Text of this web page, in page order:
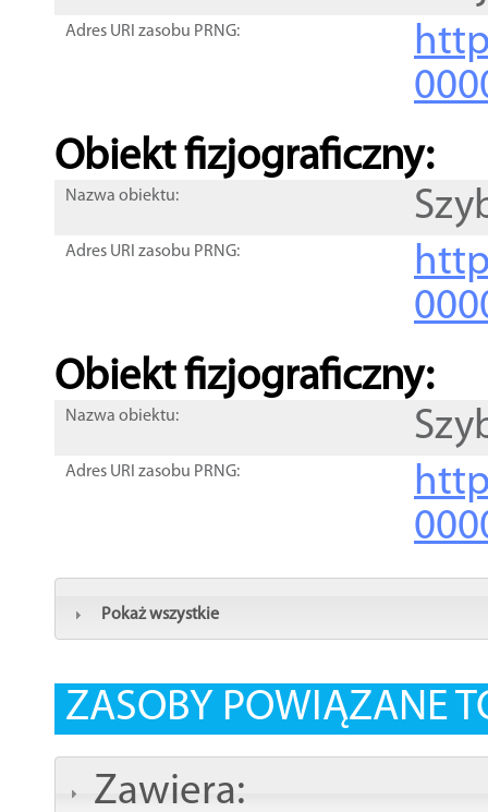
Adres URI zasobu PRNG:
Obiekt fizjograficzny:
Nazwa obiektu:
Adres URI zasobu PRNG:
Obiekt fizjograficzny:
Nazwa obiektu:
Adres URI zasobu PRNG:
Pokaż wszystkie
ZASOBY POWIĄZANE
Zawiera: